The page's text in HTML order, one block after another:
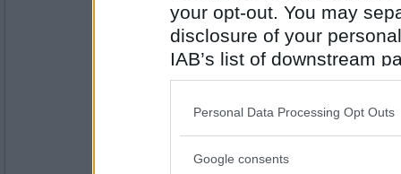
your opt-out. You may
disclosure of your
IAB’s list of downstream
also be disclosed by us
Downstream Participants
Please note that this
Personal Data Processing Opt Outs
Google consents
Antal inlägg:
1618
Richard78
Antal inlägg: 32